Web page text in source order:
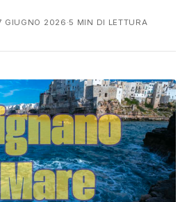
GIUGNO 2026 ·5 MIN DI LETTURA